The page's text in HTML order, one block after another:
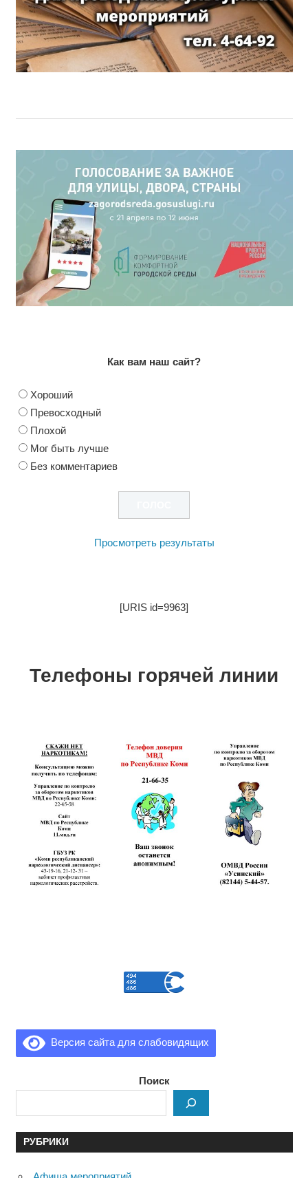
Как вам наш сайт?
Хороший
Превосходный
Плохой
Мог быть лучше
Без комментариев
Просмотреть результаты
[URIS id=9963]
Телефоны горячей линии
Версия сайта для слабовидящих
Поиск
РУБРИКИ